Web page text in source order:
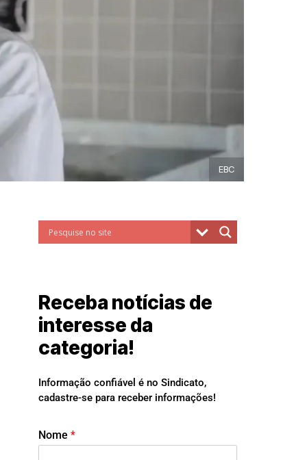
EBC
Receba notícias de
interesse da
categoria!
Informação confiável é no Sindicato,
cadastre-se para receber informações!
Nome *